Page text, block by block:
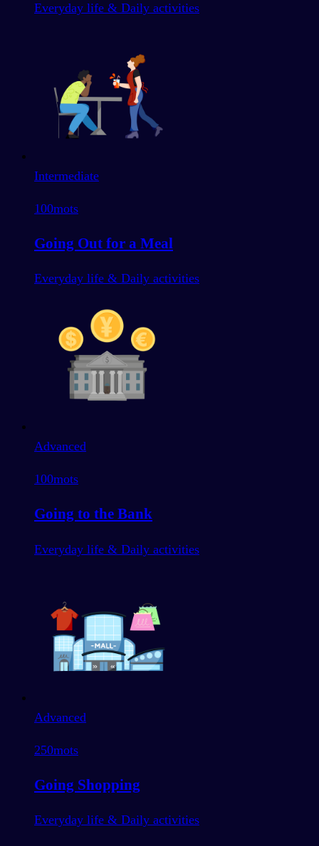
Everyday life & Daily activities
Intermediate
100mots
Going Out for a Meal
Everyday life & Daily activities
Advanced
100mots
Going to the Bank
Everyday life & Daily activities
Advanced
250mots
Going Shopping
Everyday life & Daily activities